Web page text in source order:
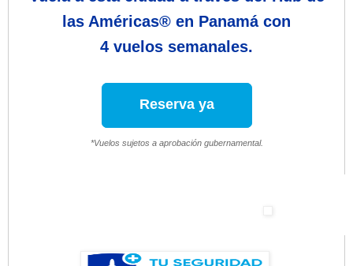
las Américas® en Panamá con
4 vuelos semanales.
Reserva ya
*Vuelos sujetos a aprobación gubernamental.